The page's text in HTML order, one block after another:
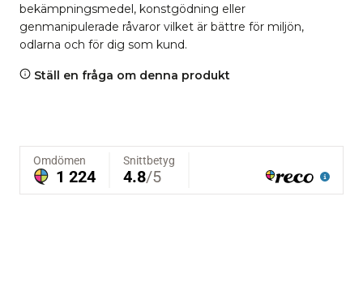
bekämpningsmedel, konstgödning eller
genmanipulerade råvaror vilket är bättre för miljön,
odlarna och för dig som kund.
Ställ en fråga om denna produkt